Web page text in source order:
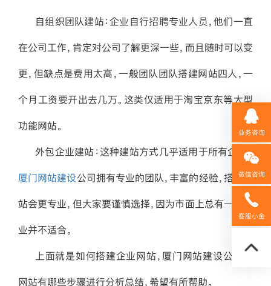
业务咨询
微信咨询
客服小金
自组织团队建站：企业自行招聘专业人员，他们一直
在公司工作，肯定对公司了解更深一些，而且随时可以变
更，但缺点是费用太高，一般团队团队搭建网站四人，一
个月工资要开出去几万。这类仅适用于淘宝京东等大型
功能网站。
外包企业建站：这种建站方式几乎适用于所有企业，
厦门网站建设公司拥有专业的团队，丰富的经验，搭建网
站会更专业，但大家要谨慎选择，因为市面上总有一些企
业并不适合。
上面就是如何搭建企业网站，厦门网站建设公司建
网站有哪些步骤进行分析总结，希望有所帮助。